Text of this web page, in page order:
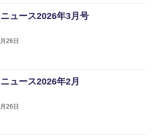
ュース2026年3月号
26日
ュース2026年2月
26日